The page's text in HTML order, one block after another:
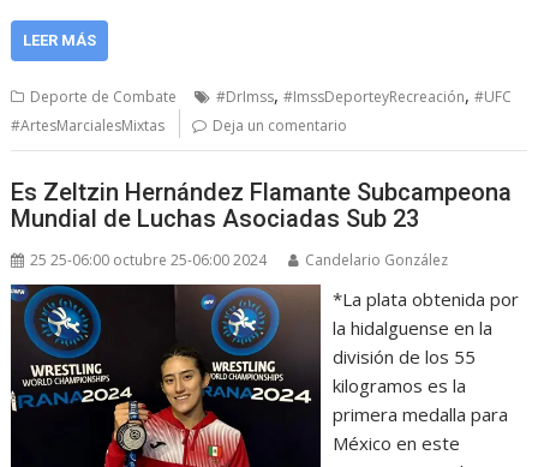
LEER MÁS
Deporte de Combate #DrImss,#ImssDeporteyRecreación,#UFC
#ArtesMarcialesMixtas
Deja un comentario
Es Zeltzin Hernández Flamante Subcampeona
Mundial de Luchas Asociadas Sub 23
25 25-06:00 octubre 25-06:00 2024 Candelario González
*La plata obtenida por
la hidalguense en la
división de los 55
kilogramos es la
primera medalla para
México en este